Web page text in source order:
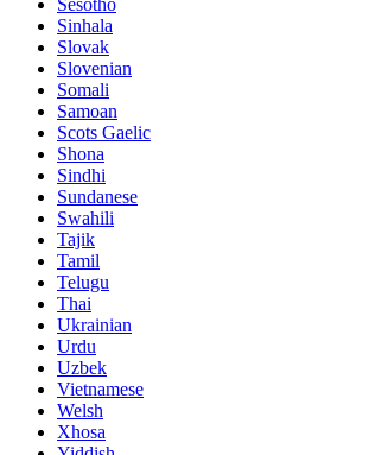
Sesotho
Sinhala
Slovak
Slovenian
Somali
Samoan
Scots Gaelic
Shona
Sindhi
Sundanese
Swahili
Tajik
Tamil
Telugu
Thai
Ukrainian
Urdu
Uzbek
Vietnamese
Welsh
Xhosa